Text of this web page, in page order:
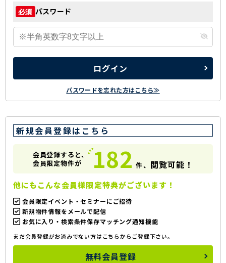
必須 パスワード
ログイン
パスワードを忘れた方はこちら≫
新規会員登録はこちら
会員登録すると、
会員限定物件が
182 件、 閲覧可能！
他にもこんな会員様限定特典がございます！
会員限定イベント・セミナーにご招待
新規物件情報をメールで配信
お気に入り・検索条件保存マッチング通知機能
まだ会員登録がお済みでない方はこちらからご登録下さい。
無料会員登録